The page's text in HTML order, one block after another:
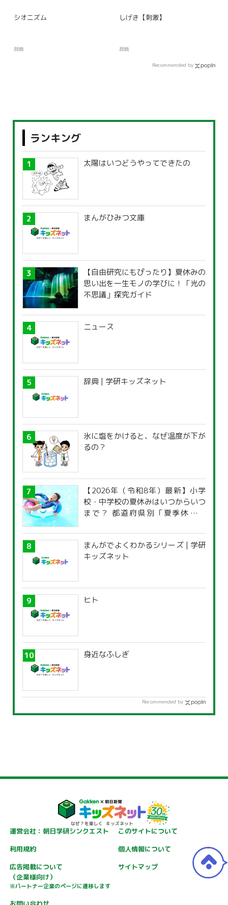
シオニズム
辞典
しげき【刺激】
辞典
Recommended by
ランキング
太陽はいつどうやってできたの
まんがひみつ文庫
【自由研究にもぴったり】夏休みの
思い出を一生モノの学びに！「光の
不思議」探究ガイド
ニュース
辞典 | 学研キッズネット
氷に塩をかけると、なぜ温度が下が
るの？
【2026年（令和8年）最新】小学
校・中学校の夏休みはいつからいつ
まで？ 都道府県別「夏季休暇一
まんがでよくわかるシリーズ | 学研
キッズネット
ヒト
身近なふしぎ
Recommended by
運営会社：朝日学研シンクエスト
このサイトについて
利用規約
個人情報について
広告掲載について
（企業様向け）
※パートナー企業のページに遷移します
サイトマップ